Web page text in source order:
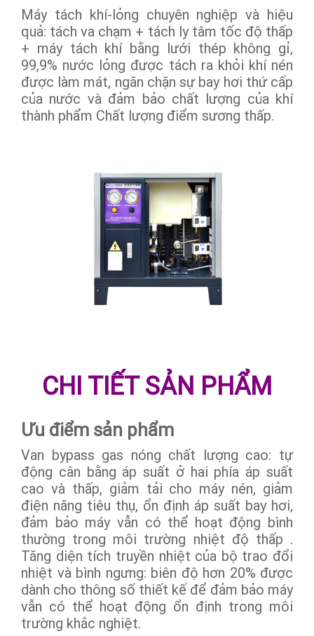
Máy tách khí-lỏng chuyên nghiệp và hiệu
quả: tách va chạm + tách ly tâm tốc độ thấp
+ máy tách khí bằng lưới thép không gỉ,
99,9% nước lỏng được tách ra khỏi khí nén
được làm mát, ngăn chặn sự bay hơi thứ cấp
của nước và đảm bảo chất lượng của khí
thành phẩm Chất lượng điểm sương thấp.
CHI TIẾT SẢN PHẨM
Ưu điểm sản phẩm
Van bypass gas nóng chất lượng cao: tự
động cân bằng áp suất ở hai phía áp suất
cao và thấp, giảm tải cho máy nén, giảm
điện năng tiêu thụ, ổn định áp suất bay hơi,
đảm bảo máy vẫn có thể hoạt động bình
thường trong môi trường nhiệt độ thấp .
Tăng diện tích truyền nhiệt của bộ trao đổi
nhiệt và bình ngưng: biên độ hơn 20% được
dành cho thông số thiết kế để đảm bảo máy
vẫn có thể hoạt động ổn định trong môi
trường khắc nghiệt.